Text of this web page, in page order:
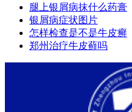
腿上银屑病抹什么药膏
银屑病症状图片
怎样检查是不是牛皮癣
郑州治疗牛皮藓吗